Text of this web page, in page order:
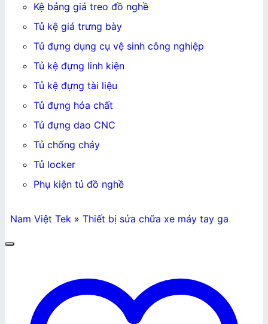
Kệ bảng giá treo đồ nghề
Tủ kệ giá trưng bày
Tủ đựng dụng cụ vệ sinh công nghiệp
Tủ kệ đựng linh kiện
Tủ kệ đựng tài liệu
Tủ đựng hóa chất
Tủ đựng dao CNC
Tủ chống cháy
Tủ locker
Phụ kiện tủ đồ nghề
Nam Việt Tek» Thiết bị sửa chữa xe máy tay ga